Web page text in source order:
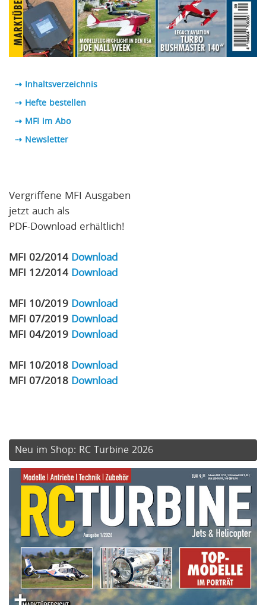
⇢ Inhaltsverzeichnis
⇢ Hefte bestellen
⇢ MFI im Abo
⇢ Newsletter
Vergriffene MFI Ausgaben
jetzt auch als
PDF-Download erhältlich!
MFI 02/2014 Download
MFI 12/2014 Download
MFI 10/2019 Download
MFI 07/2019 Download
MFI 04/2019 Download
MFI 10/2018 Download
MFI 07/2018 Download
Neu im Shop: RC Turbine 2026